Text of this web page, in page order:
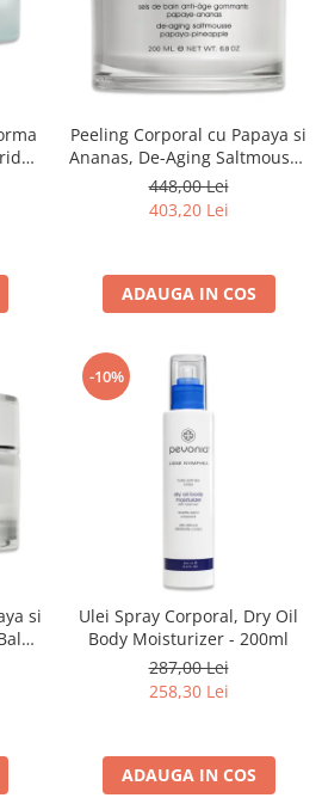
Peeling Corporal cu Papaya si
Ananas, De-Aging Saltmousse
Papaya-Pineapple - 200ml
448,00 Lei
403,20 Lei
ADAUGA IN COS
si
-10%
Ulei Spray Corporal, Dry Oil
Body Moisturizer - 200ml
287,00 Lei
258,30 Lei
ADAUGA IN COS